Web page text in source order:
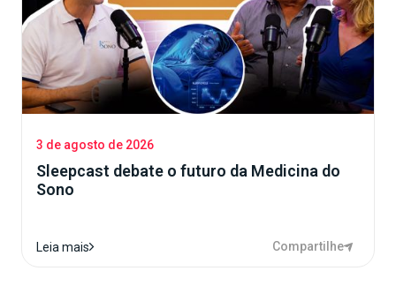
3 de agosto de 2026
Sleepcast debate o futuro da Medicina do
Sono
Leia mais Compartilhe